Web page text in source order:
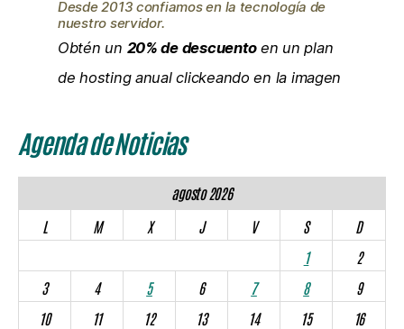
Desde 2013 confiamos en la tecnología de
nuestro servidor.
Obtén un 20% de descuentoen un plan
de hosting anual clickeando en la imagen
Agenda de Noticias
agosto 2026
L
M X J V S
D
1
2
3
4 5 6 7 8
9
10
11 12 13 14 15
16